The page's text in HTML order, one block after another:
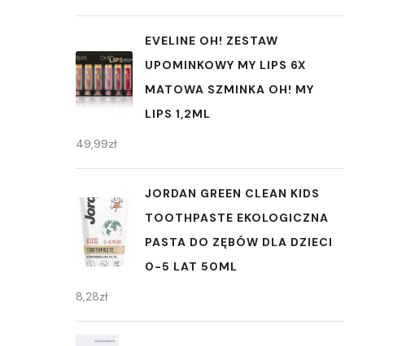
EVELINE OH! ZESTAW
UPOMINKOWY MY LIPS 6X
MATOWA SZMINKA OH! MY
LIPS 1,2ML
49,99zł
JORDAN GREEN CLEAN KIDS
TOOTHPASTE EKOLOGICZNA
PASTA DO ZĘBÓW DLA DZIECI
0-5 LAT 50ML
8,28zł